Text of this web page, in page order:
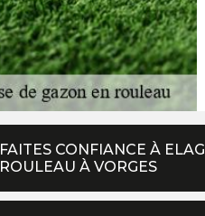
FAITES CONFIANCE À
ROULEAU À VORGES